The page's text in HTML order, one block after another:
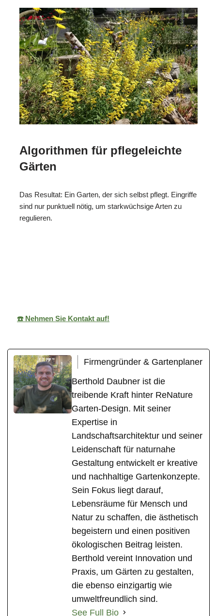
Algorithmen für pflegeleichte
Gärten
Das Resultat: Ein Garten, der sich selbst pflegt. Eingriffe
sind nur punktuell nötig, um starkwüchsige Arten zu
regulieren.
☎️ Nehmen Sie Kontakt auf!
Firmengründer & Gartenplaner
Berthold Daubner ist die
treibende Kraft hinter ReNature
Garten-Design. Mit seiner
Expertise in
Landschaftsarchitektur und seiner
Leidenschaft für naturnahe
Gestaltung entwickelt er kreative
und nachhaltige Gartenkonzepte.
Sein Fokus liegt darauf,
Lebensräume für Mensch und
Natur zu schaffen, die ästhetisch
begeistern und einen positiven
ökologischen Beitrag leisten.
Berthold vereint Innovation und
Praxis, um Gärten zu gestalten,
die ebenso einzigartig wie
umweltfreundlich sind.
See Full Bio